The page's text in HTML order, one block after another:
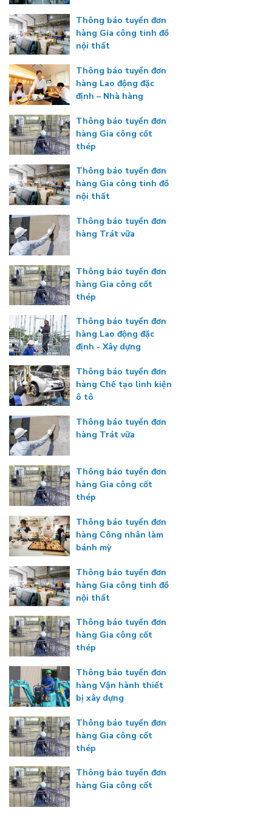
Thông báo tuyển đơn
hàng Gia công tinh đồ
nội thất
Thông báo tuyển đơn
hàng Lao động đặc
định – Nhà hàng
Thông báo tuyển đơn
hàng Gia công cốt
thép
Thông báo tuyển đơn
hàng Gia công tinh đồ
nội thất
Thông báo tuyển đơn
hàng Trát vữa
Thông báo tuyển đơn
hàng Gia công cốt
thép
Thông báo tuyển đơn
hàng Lao động đặc
định - Xây dựng
Thông báo tuyển đơn
hàng Chế tạo linh kiện
ô tô
Thông báo tuyển đơn
hàng Trát vữa
Thông báo tuyển đơn
hàng Gia công cốt
thép
Thông báo tuyển đơn
hàng Công nhân làm
bánh mỳ
Thông báo tuyển đơn
hàng Gia công tinh đồ
nội thất
Thông báo tuyển đơn
hàng Gia công cốt
thép
Thông báo tuyển đơn
hàng Vận hành thiết
bị xây dựng
Thông báo tuyển đơn
hàng Gia công cốt
thép
Thông báo tuyển đơn
hàng Gia công cốt